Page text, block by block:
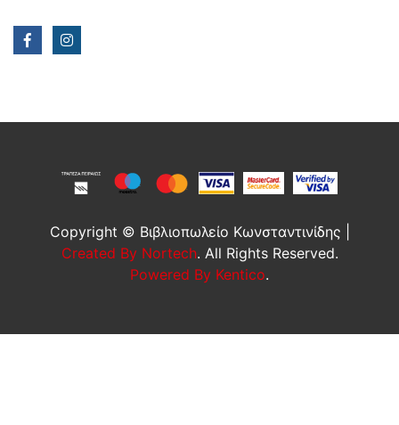
Copyright © Βιβλιοπωλείο Κωνσταντινίδης |
Created By Nortech. All Rights Reserved.
Powered By Kentico.